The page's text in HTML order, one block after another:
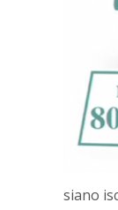
siano